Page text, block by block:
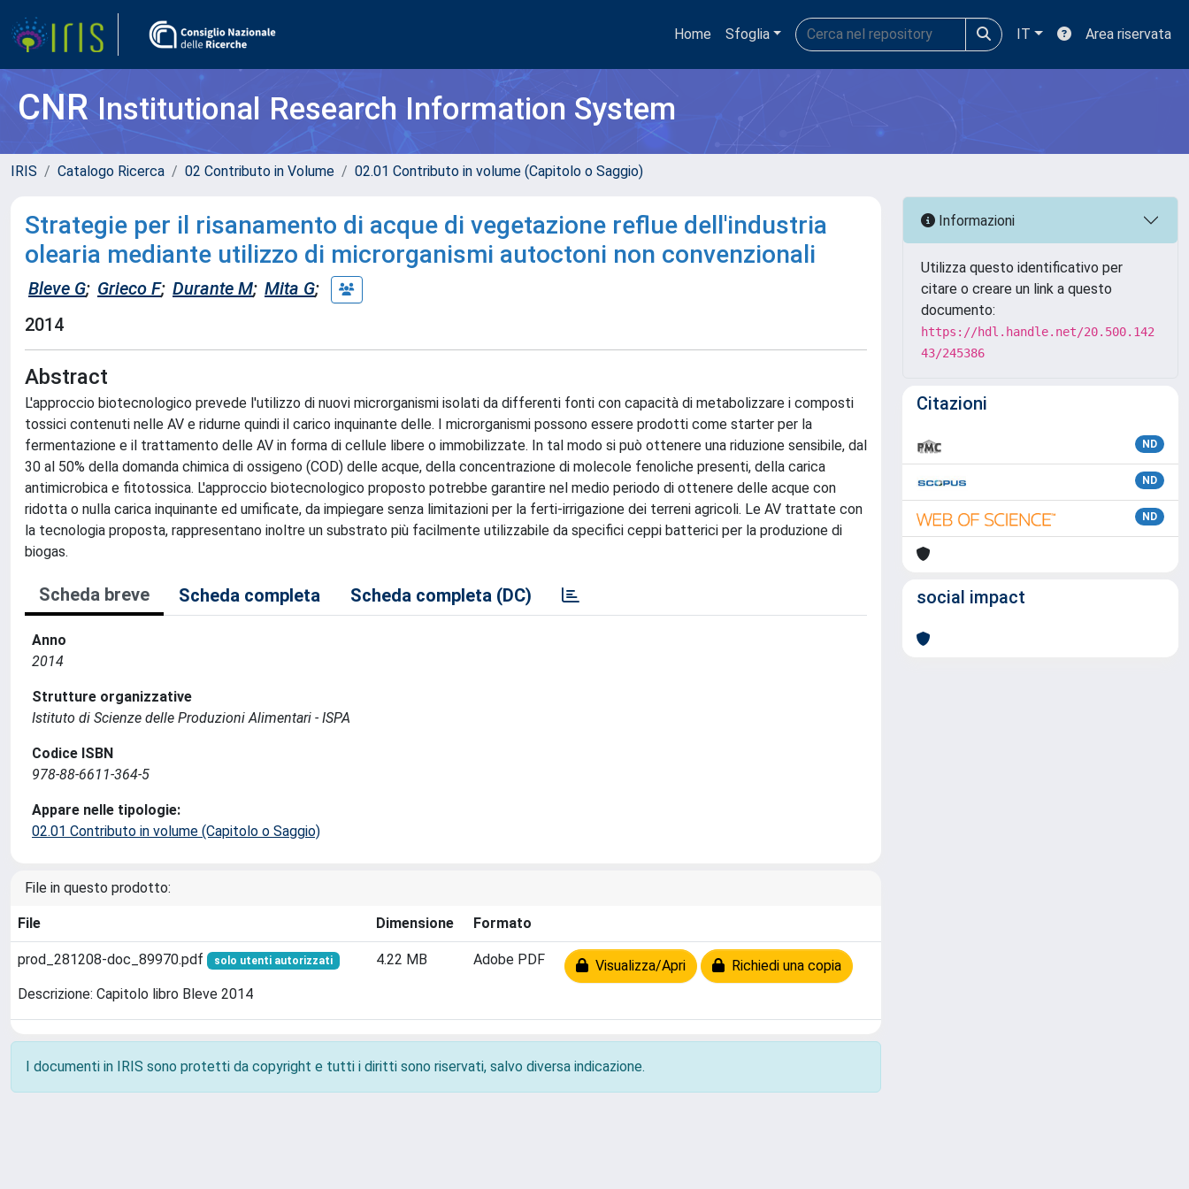
Home Sfoglia IT Area riservata
CNRInstitutional Research Information System
IRIS Catalogo Ricerca 02 Contributo in Volume 02.01 Contributo in volume (Capitolo o Saggio)
Strategie per il risanamento di acque di vegetazione reflue dell'industria
olearia mediante utilizzo di microrganismi autoctoni non convenzionali
Bleve G; Grieco F; Durante M; Mita G;
2014
Abstract
L'approccio biotecnologico prevede l'utilizzo di nuovi microrganismi isolati da differenti fonti con capacità di metabolizzare i composti
tossici contenuti nelle AV e ridurne quindi il carico inquinante delle. I microrganismi possono essere prodotti come starter per la
fermentazione e il trattamento delle AV in forma di cellule libere o immobilizzate. In tal modo si può ottenere una riduzione sensibile, dal
30 al 50% della domanda chimica di ossigeno (COD) delle acque, della concentrazione di molecole fenoliche presenti, della carica
antimicrobica e fitotossica. L'approccio biotecnologico proposto potrebbe garantire nel medio periodo di ottenere delle acque con
ridotta o nulla carica inquinante ed umificate, da impiegare senza limitazioni per la ferti-irrigazione dei terreni agricoli. Le AV trattate con
la tecnologia proposta, rappresentano inoltre un substrato più facilmente utilizzabile da specifici ceppi batterici per la produzione di
biogas.
Scheda breve Scheda completa Scheda completa (DC)
Anno
2014
Strutture organizzative
Istituto di Scienze delle Produzioni Alimentari - ISPA
Codice ISBN
978-88-6611-364-5
Appare nelle tipologie:
02.01 Contributo in volume (Capitolo o Saggio)
File in questo prodotto:
File Dimensione Formato
prod_281208-doc_89970.pdf solo utenti autorizzati
Descrizione: Capitolo libro Bleve 2014
4.22 MB Adobe PDF Visualizza/Apri Richiedi una copia
I documenti in IRIS sono protetti da copyright e tutti i diritti sono riservati, salvo diversa indicazione.
Informazioni
Utilizza questo identificativo per
citare o creare un link a questo
documento:
https://hdl.handle.net/20.500.142
43/245386
Citazioni
ND
ND
ND
social impact